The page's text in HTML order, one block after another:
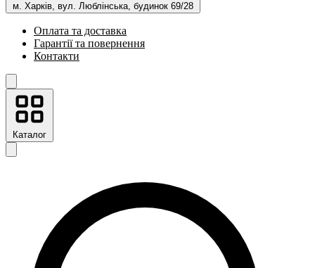
м. Харків, вул. Люблінська, будинок 69/28
Оплата та доставка
Гарантії та повернення
Контакти
Каталог